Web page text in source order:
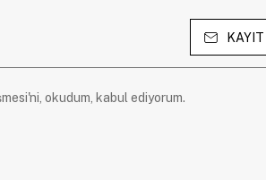
okudum, kabul ediyorum.